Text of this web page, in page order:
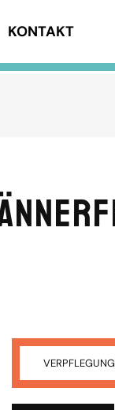
KONTAKT